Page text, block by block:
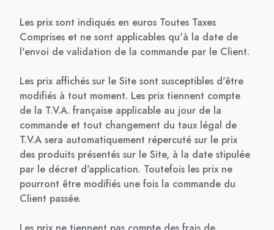
Les prix sont indiqués en euros Toutes Taxes
Comprises et ne sont applicables qu'à la date de
l'envoi de validation de la commande par le Client.
Les prix affichés sur le Site sont susceptibles d'être
modifiés à tout moment. Les prix tiennent compte
de la T.V.A. française applicable au jour de la
commande et tout changement du taux légal de
T.V.A sera automatiquement répercuté sur le prix
des produits présentés sur le Site, à la date stipulée
par le décret d'application. Toutefois les prix ne
pourront être modifiés une fois la commande du
Client passée.